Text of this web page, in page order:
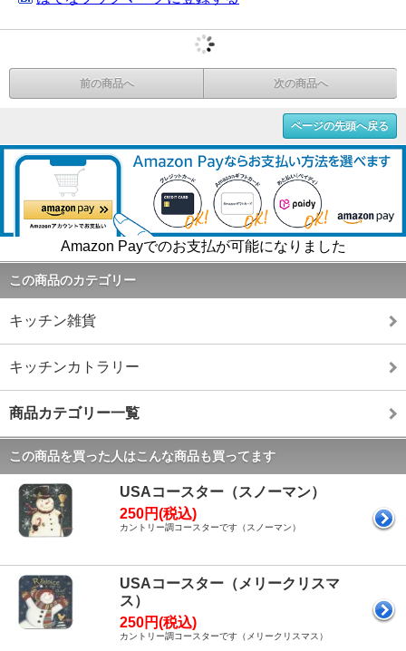
前の商品へ 次の商品へ
ページの先頭へ戻る
Amazon Payでのお支払が可能になりました
この商品のカテゴリー
キッチン雑貨
キッチンカトラリー
商品カテゴリー一覧
この商品を買った人はこんな商品も買ってます
USAコースター（スノーマン）
250円(税込)
カントリー調コースターです（スノーマン）
USAコースター（メリークリスマ
ス）
250円(税込)
カントリー調コースターです（メリークリスマス）